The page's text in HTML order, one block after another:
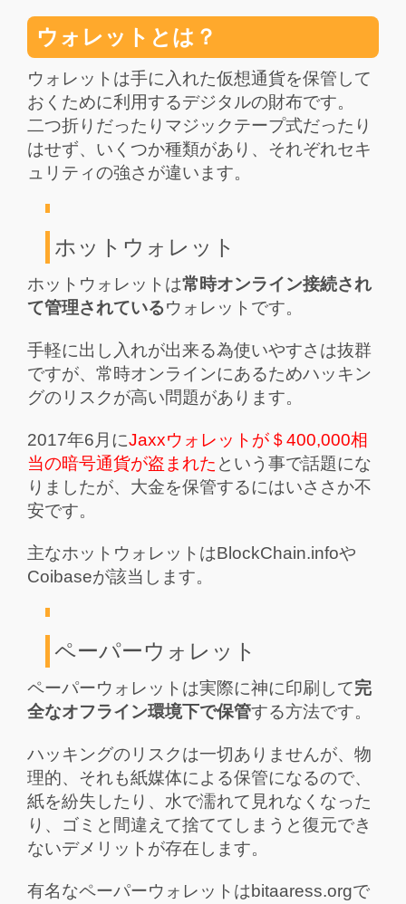
ウォレットとは？
ウォレットは手に入れた仮想通貨を保管して
おくために利用するデジタルの財布です。
二つ折りだったりマジックテープ式だったり
はせず、いくつか種類があり、それぞれセキ
ュリティの強さが違います。
ホットウォレット
ホットウォレットは常時オンライン接続され
て管理されているウォレットです。
手軽に出し入れが出来る為使いやすさは抜群
ですが、常時オンラインにあるためハッキン
グのリスクが高い問題があります。
2017年6月にJaxxウォレットが＄400,000相
当の暗号通貨が盗まれた という事で話題にな
りましたが、大金を保管するにはいささか不
安です。
主なホットウォレットはBlockChain.infoや
Coibaseが該当します。
ペーパーウォレット
ペーパーウォレットは実際に神に印刷して完
全なオフライン環境下で保管する方法です。
ハッキングのリスクは一切ありませんが、物
理的、それも紙媒体による保管になるので、
紙を紛失したり、水で濡れて見れなくなった
り、ゴミと間違えて捨ててしまうと復元でき
ないデメリットが存在します。
有名なペーパーウォレットはbitaaress.orgで